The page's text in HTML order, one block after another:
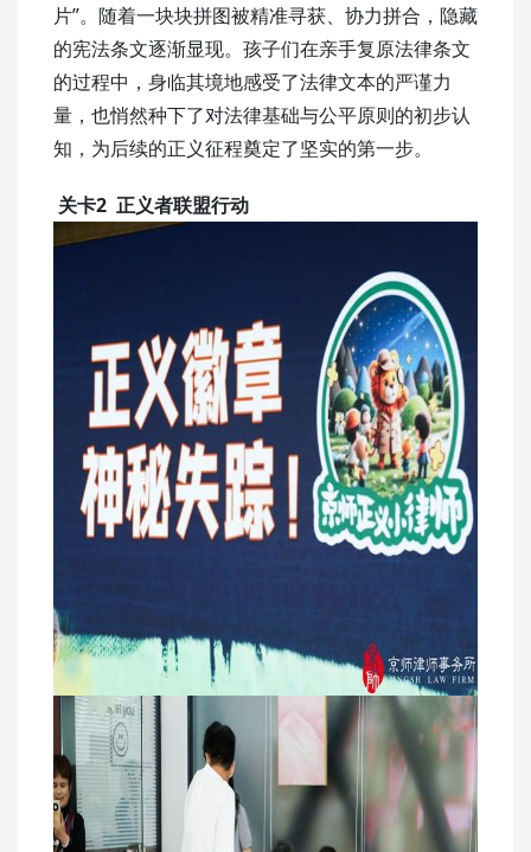
片”。随着一块块拼图被精准寻获、协力拼合，隐藏
的宪法条文逐渐显现。孩子们在亲手复原法律条文
的过程中，身临其境地感受了法律文本的严谨力
量，也悄然种下了对法律基础与公平原则的初步认
知，为后续的正义征程奠定了坚实的第一步。
关卡2 正义者联盟行动